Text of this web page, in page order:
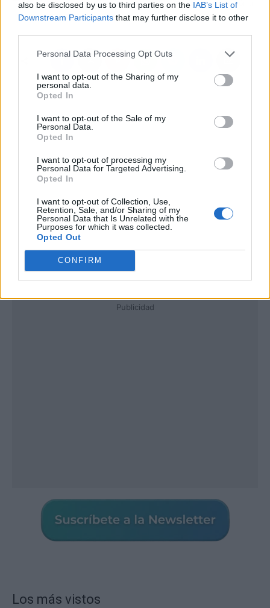
also be disclosed by us to third parties on the IAB’s List of
Downstream Participants that may further disclose it to other
Personal Data Processing Opt Outs
I want to opt-out of the Sharing of my
personal data.
Opted In
I want to opt-out of the Sale of my
Personal Data.
Opted In
I want to opt-out of processing my
Personal Data for Targeted Advertising.
Opted In
I want to opt-out of Collection, Use,
Retention, Sale, and/or Sharing of my
Personal Data that Is Unrelated with the
Purposes for which it was collected.
Opted Out
CONFIRM
PSV tras sonar fuerte
para el FC Barcelona
Sevilla FC da solución al
Athletic
Publicidad
Los más vistos